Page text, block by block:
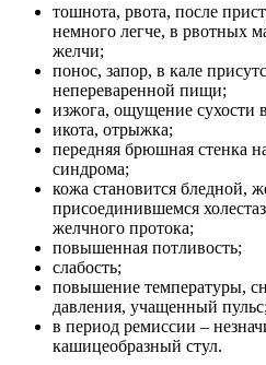
тошнота, рвота, после
немного легче, в рвотных
желчи;
понос, запор, в кале
непереваренной пищи;
изжога, ощущение сухости
икота, отрыжка;
передняя брюшная стенка
синдрома;
кожа становится бледной,
присоединившемся
желчного протока;
повышенная потливость;
слабость;
повышение температуры,
давления, учащенный пульс;
в период ремиссии –
кашицеобразный стул.